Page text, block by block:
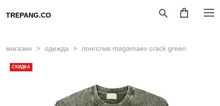
TREPANG.CO
магазин > одежда > лонгслив magamaev crack green
СКИДКА